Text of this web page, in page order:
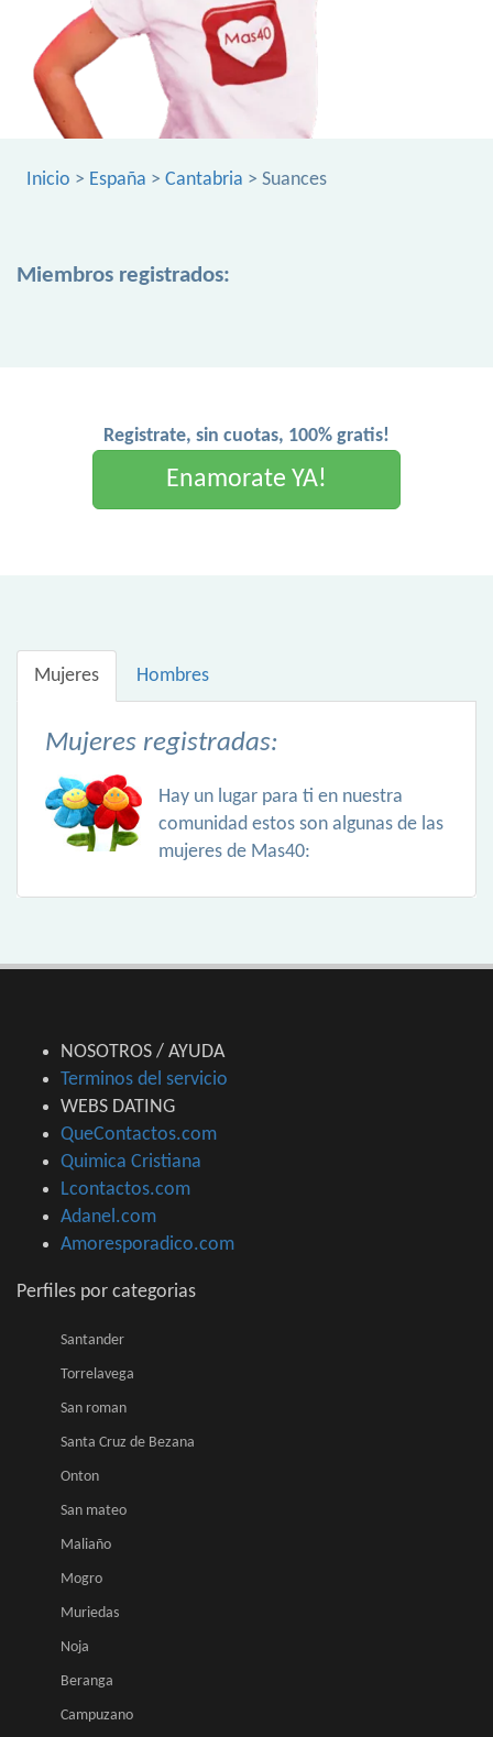
Inicio > España > Cantabria > Suances
Miembros registrados:
Registrate, sin cuotas, 100% gratis!
Enamorate YA!
Mujeres Hombres
Mujeres registradas:
Hay un lugar para ti en nuestra
comunidad estos son algunas de las
mujeres de Mas40:
NOSOTROS / AYUDA
Terminos del servicio
WEBS DATING
QueContactos.com
Quimica Cristiana
Lcontactos.com
Adanel.com
Amoresporadico.com
Perfiles por categorias
Santander
Torrelavega
San roman
Santa Cruz de Bezana
Onton
San mateo
Maliaño
Mogro
Muriedas
Noja
Beranga
Campuzano